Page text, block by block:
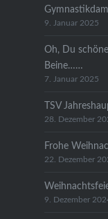
9. Januar 2025
Oh, Du
Beine……
7. Januar 2025
TSV
28. Dezember
Frohe
22. Dezember
9. Dezember